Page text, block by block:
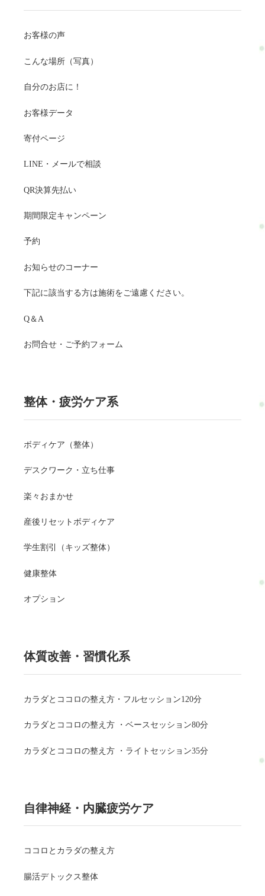
お客様の声
こんな場所（写真）
自分のお店に！
お客様データ
寄付ページ
LINE・メールで相談
QR決算先払い
期間限定キャンペーン
予約
お知らせのコーナー
下記に該当する方は施術をご遠慮ください。
Q＆A
お問合せ・ご予約フォーム
整体・疲労ケア系
ボディケア（整体）
デスクワーク・立ち仕事
楽々おまかせ
産後リセットボディケア
学生割引（キッズ整体）
健康整体
オプション
体質改善・習慣化系
カラダとココロの整え方・フルセッション120分
カラダとココロの整え方 ・ベースセッション80分
カラダとココロの整え方 ・ライトセッション35分
自律神経・内臓疲労ケア
ココロとカラダの整え方
腸活デトックス整体